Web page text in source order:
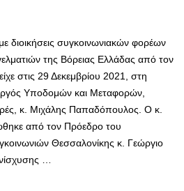
διοικήσεις συγκοινωνιακών φορέων
της Βόρειας Ελλάδας από τον
στις 29 Δεκεμβρίου 2021, στη
Υποδομών και Μεταφορών,
κ. Μιχάλης Παπαδόπουλος. Ο κ.
από τον Πρόεδρο του
Θεσσαλονίκης κ. Γεώργιο
…